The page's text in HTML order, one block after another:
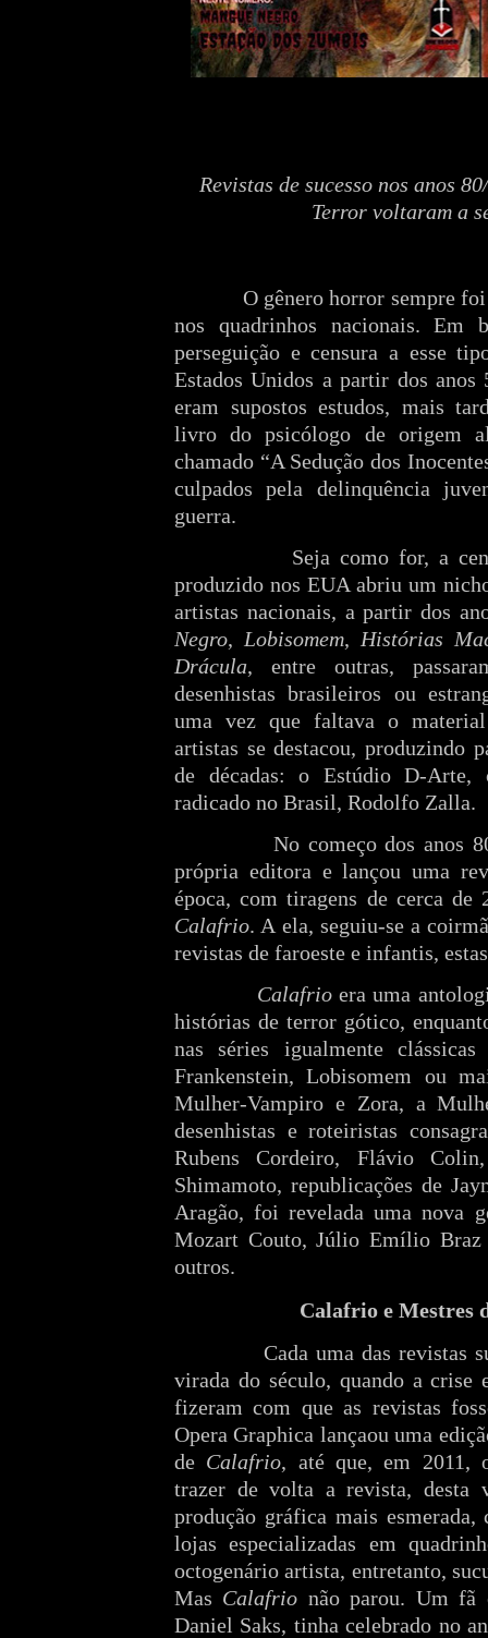
Revistas de sucesso nos anos
Terror voltaram a
O gênero horror sempre
nos quadrinhos nacionais. Em
perseguição e censura a esse
Estados Unidos a partir dos anos
eram supostos estudos, mais
livro do psicólogo de origem
chamado “A Sedução dos
culpados pela delinquência
guerra.
Seja como for, a
produzido nos EUA abriu um
artistas nacionais, a partir dos
Negro, Lobisomem, Histórias
Drácula, entre outras,
desenhistas brasileiros ou
uma vez que faltava o
artistas se destacou, produzindo
de décadas: o Estúdio D-Arte,
radicado no Brasil, Rodolfo Zalla.
No começo dos anos
própria editora e lançou uma
época, com tiragens de cerca de
Calafrio. A ela, seguiu-se a
revistas de faroeste e infantis,
Calafrioera uma
histórias de terror gótico,
nas séries igualmente
Frankenstein, Lobisomem ou
Mulher-Vampiro e Zora, a
desenhistas e roteiristas
Rubens Cordeiro, Flávio
Shimamoto, republicações de
Aragão, foi revelada uma nova
Mozart Couto, Júlio Emílio Braz
outros.
Calafrio e Mestres
Cada uma das revistas
virada do século, quando a crise
fizeram com que as revistas
Opera Graphica lançaou uma
de Calafrio, até que, em 2011,
trazer de volta a revista, desta
produção gráfica mais
lojas especializadas em
octogenário artista, entretanto,
Mas Calafrio não parou. Um fã
Daniel Saks, tinha celebrado no